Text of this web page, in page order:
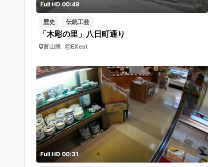
Full HD 00:49
歴史 伝統工芸
「木彫の里」八日町通り
富山県 EXest
Full HD 00:31